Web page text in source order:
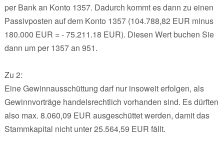
per Bank an Konto 1357. Dadurch kommt es dann zu einen
Passivposten auf dem Konto 1357 (104.788,82 EUR minus
180.000 EUR = - 75.211.18 EUR). Diesen Wert buchen Sie
dann um per 1357 an 951.
Zu 2:
Eine Gewinnausschüttung darf nur insoweit erfolgen, als
Gewinnvorträge handelsrechtlich vorhanden sind. Es dürften
also max. 8.060,09 EUR ausgeschüttet werden, damit das
Stammkapital nicht unter 25.564,59 EUR fällt.